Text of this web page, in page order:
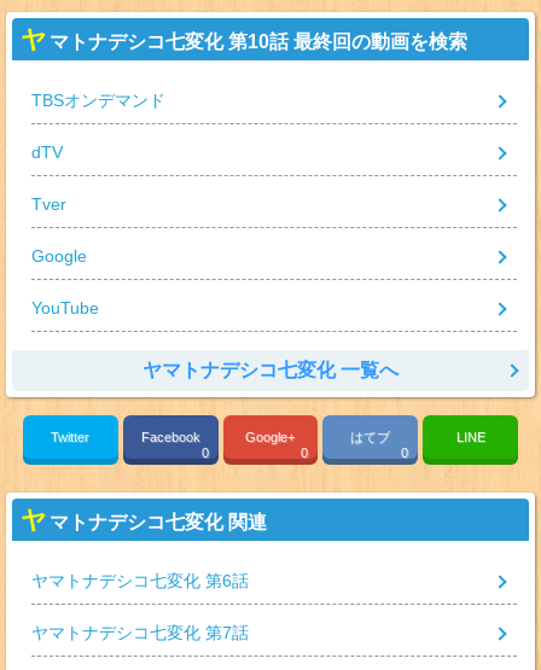
ヤ マトナデシコ七変化 第10話 最終回の動画を検索
TBSオンデマンド
dTV
Tver
Google
YouTube
ヤマトナデシコ七変化 一覧へ
Twitter
Facebook
0
Google+
0
はてブ
0
LINE
ヤ マトナデシコ七変化 関連
ヤマトナデシコ七変化 第6話
ヤマトナデシコ七変化 第7話